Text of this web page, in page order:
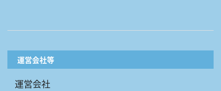
運営会社等
運営会社